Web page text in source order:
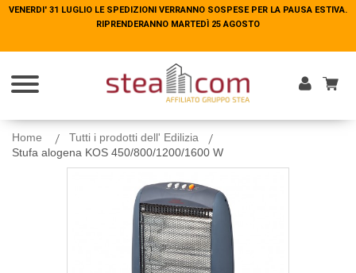
VENERDI' 31 LUGLIO LE SPEDIZIONI VERRANNO SOSPESE PER LA PAUSA ESTIVA.
RIPRENDERANNO MARTEDÌ 25 AGOSTO
Home
Tutti i prodotti dell' Edilizia
Stufa alogena KOS 450/800/1200/1600 W
VENERDI' 31 LUGLIO LE SPEDIZIONI VERRANNO SOSPESE PER LA PAUSA ESTIVA.
RIPRENDERANNO MARTEDÌ 25 AGOSTO